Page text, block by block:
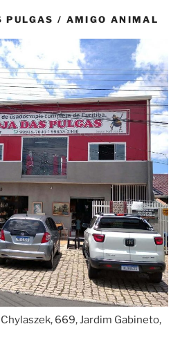
PULGAS / AMIGO ANIMAL
669, Jardim Gabineto,